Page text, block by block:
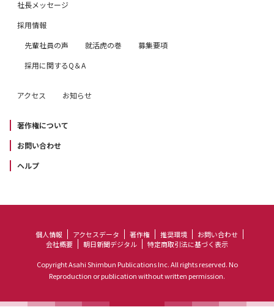
社長メッセージ
採用情報
先輩社員の声
就活虎の巻
募集要項
採用に関するQ＆A
アクセス お知らせ
著作権について
お問い合わせ
ヘルプ
個人情報 アクセスデータ 著作権 推奨環境
お問い合わせ
会社概要
朝日新聞デジタル 特定商取引法に基づく表示
Copyright Asahi Shimbun Publications Inc. All rights reserved. No
Reproduction or publication without written permission.